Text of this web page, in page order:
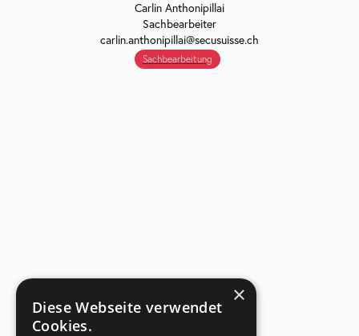
Carlin Anthonipillai
Sachbearbeiter
carlin.anthonipillai@secusuisse.ch
Sachbearbeitung
×
Diese Webseite verwendet
Cookies.